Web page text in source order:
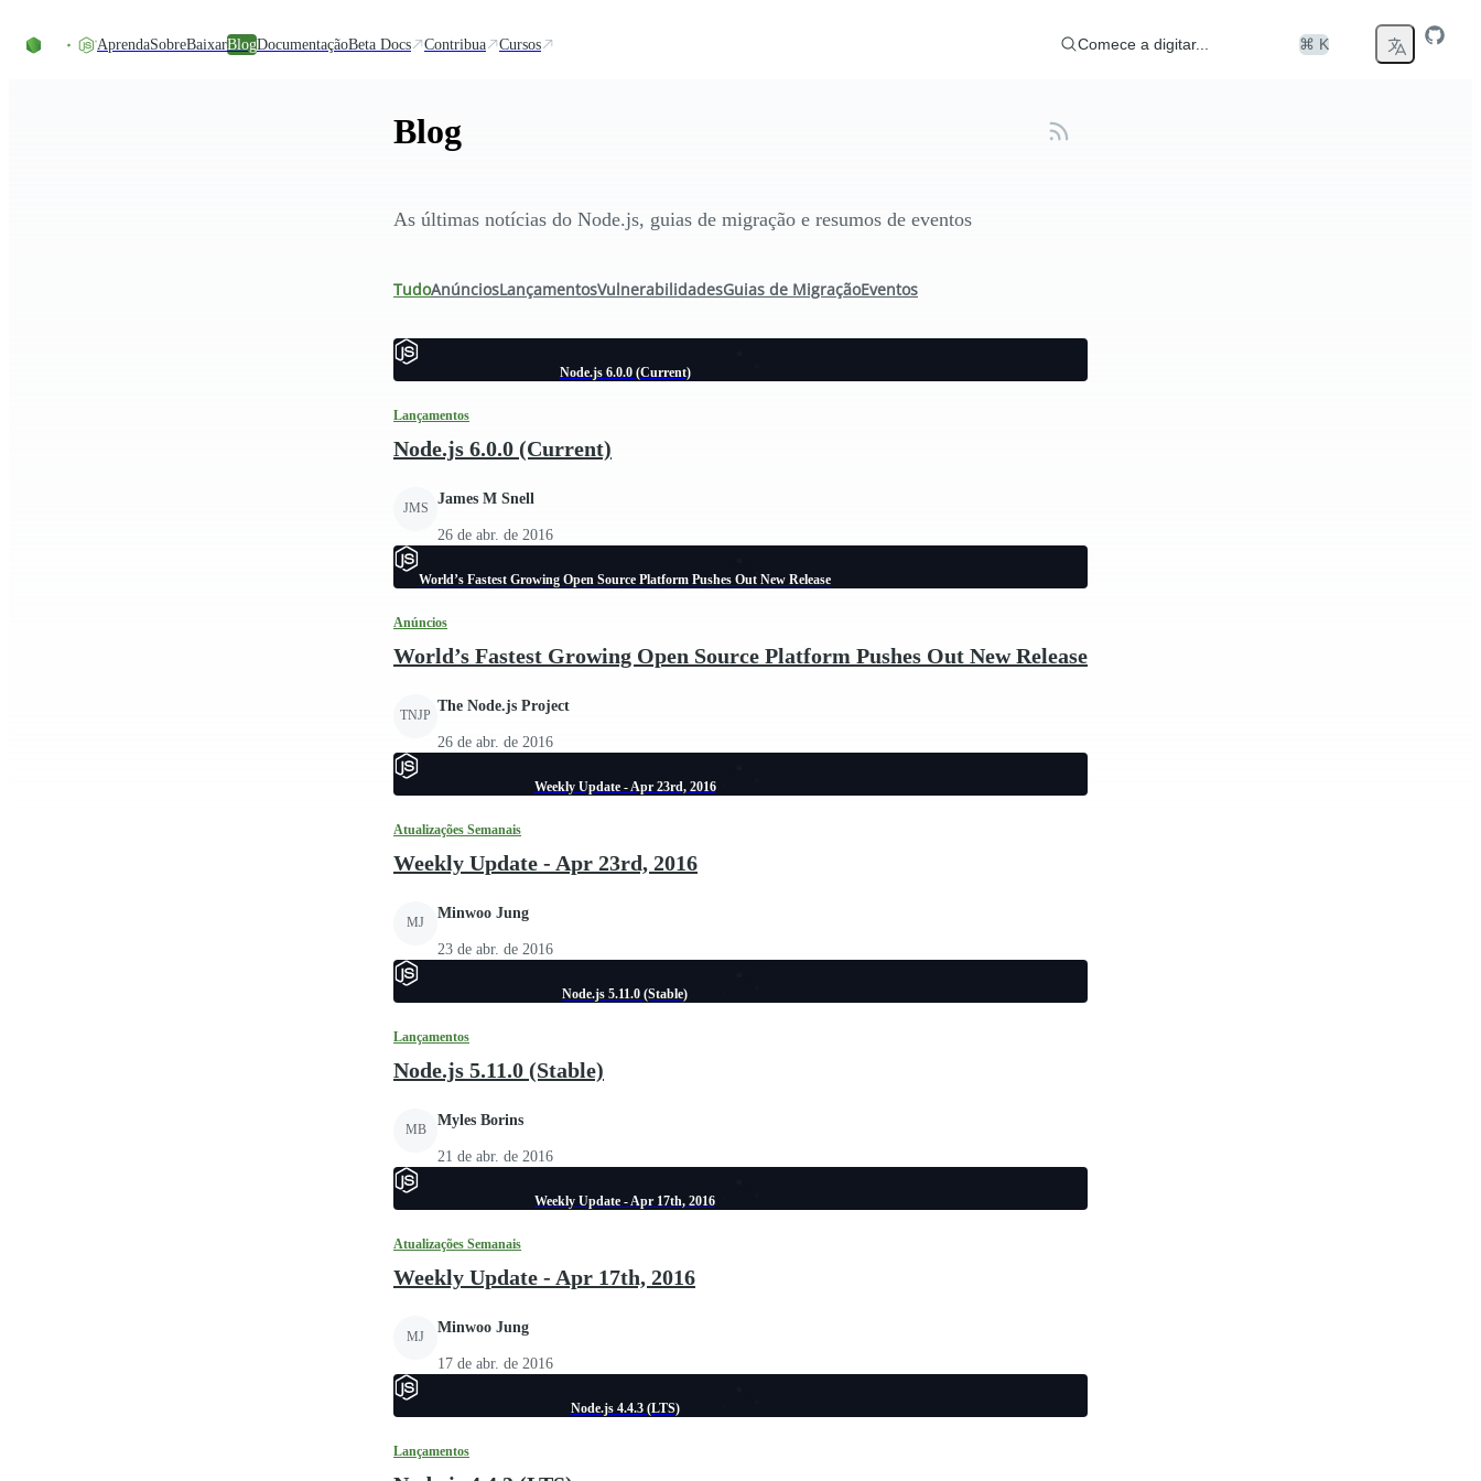
AprendaSobreBaixarBlogDocumentaçãoBeta Docs Contribua Cursos Comece a digitar... ⌘ K
Blog
As últimas notícias do Node.js, guias de migração e resumos de eventos
TudoAnúnciosLançamentosVulnerabilidadesGuias de MigraçãoEventos
Node.js 6.0.0 (Current)
Lançamentos
Node.js 6.0.0 (Current)
JMS
James M Snell
26 de abr. de 2016
World’s Fastest Growing Open Source Platform Pushes Out New Release
Anúncios
World’s Fastest Growing Open Source Platform Pushes Out New Release
TNJP
The Node.js Project
26 de abr. de 2016
Weekly Update - Apr 23rd, 2016
Atualizações Semanais
Weekly Update - Apr 23rd, 2016
MJ
Minwoo Jung
23 de abr. de 2016
Node.js 5.11.0 (Stable)
Lançamentos
Node.js 5.11.0 (Stable)
MB
Myles Borins
21 de abr. de 2016
Weekly Update - Apr 17th, 2016
Atualizações Semanais
Weekly Update - Apr 17th, 2016
MJ
Minwoo Jung
17 de abr. de 2016
Node.js 4.4.3 (LTS)
Lançamentos